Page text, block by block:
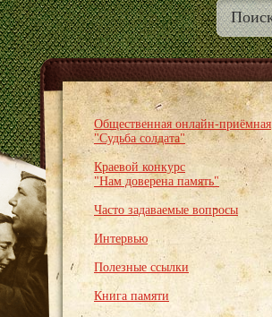
Общественная онлайн-приёмная
"Судьба солдата"
Краевой конкурс
"Нам доверена память"
Часто задаваемые вопросы
Интервью
Полезные ссылки
Книга памяти